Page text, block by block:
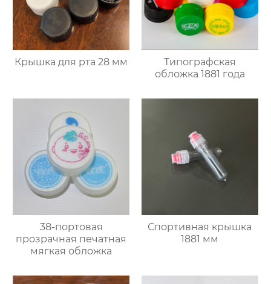
Крышка для рта 28 мм
Типографская
обложка 1881 года
38-портовая
прозрачная печатная
мягкая обложка
Спортивная крышка
1881 мм